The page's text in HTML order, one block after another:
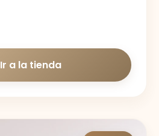
Ir a la tienda